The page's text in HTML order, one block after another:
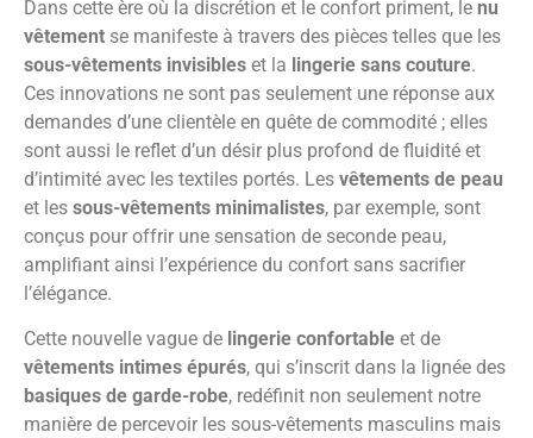
Dans cette ère où la discrétion et le confort priment, le nu
vêtement se manifeste à travers des pièces telles que les
sous-vêtements invisibles et la lingerie sans couture.
Ces innovations ne sont pas seulement une réponse aux
demandes d’une clientèle en quête de commodité ; elles
sont aussi le reflet d’un désir plus profond de fluidité et
d’intimité avec les textiles portés. Les vêtements de peau
et les sous-vêtements minimalistes, par exemple, sont
conçus pour offrir une sensation de seconde peau,
amplifiant ainsi l’expérience du confort sans sacrifier
l’élégance.
Cette nouvelle vague de lingerie confortable et de
vêtements intimes épurés, qui s’inscrit dans la lignée des
basiques de garde-robe, redéfinit non seulement notre
manière de percevoir les sous-vêtements masculins mais